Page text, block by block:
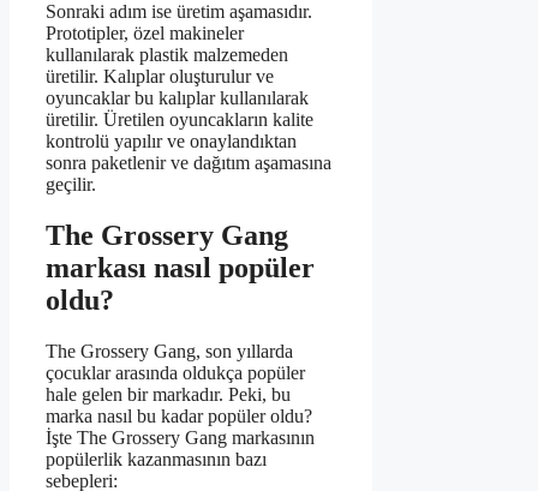
Sonraki adım ise üretim aşamasıdır.
Prototipler, özel makineler
kullanılarak plastik malzemeden
üretilir. Kalıplar oluşturulur ve
oyuncaklar bu kalıplar kullanılarak
üretilir. Üretilen oyuncakların kalite
kontrolü yapılır ve onaylandıktan
sonra paketlenir ve dağıtım aşamasına
geçilir.
The Grossery Gang
markası nasıl popüler
oldu?
The Grossery Gang, son yıllarda
çocuklar arasında oldukça popüler
hale gelen bir markadır. Peki, bu
marka nasıl bu kadar popüler oldu?
İşte The Grossery Gang markasının
popülerlik kazanmasının bazı
sebepleri: